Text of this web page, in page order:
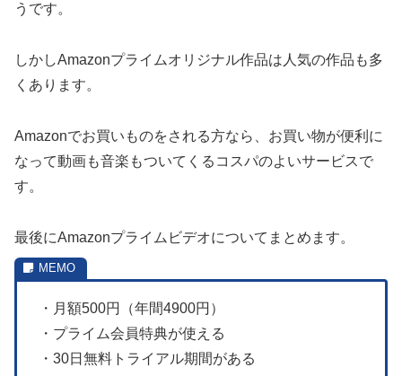
うです。
しかしAmazonプライムオリジナル作品は人気の作品も多
くあります。
Amazonでお買いものをされる方なら、お買い物が便利に
なって動画も音楽もついてくるコスパのよいサービスで
す。
最後にAmazonプライムビデオについてまとめます。
・月額500円（年間4900円）
・プライム会員特典が使える
・30日無料トライアル期間がある